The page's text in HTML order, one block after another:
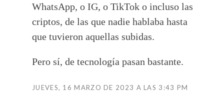
WhatsApp, o IG, o TikTok o incluso las
criptos, de las que nadie hablaba hasta
que tuvieron aquellas subidas.
Pero sí, de tecnología pasan bastante.
JUEVES, 16 MARZO DE 2023 A LAS 3:43 PM